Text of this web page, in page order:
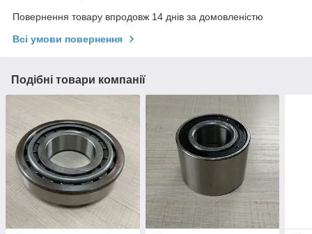
Повернення товару впродовж 14 днів за домовленістю
Всі умови повернення
Подібні товари компанії